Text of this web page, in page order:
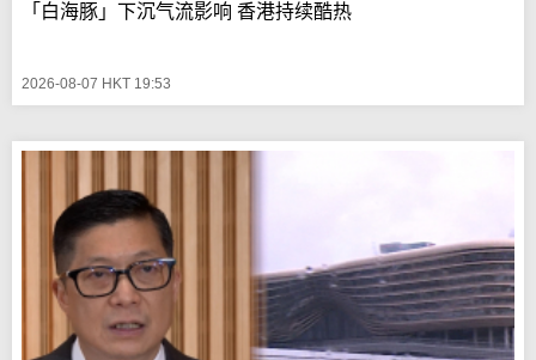
「白海豚」下沉气流影响 香港持续酷热
2026-08-07 HKT 19:53